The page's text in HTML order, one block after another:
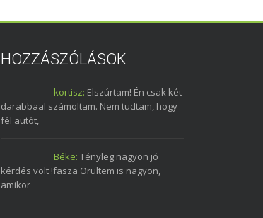
HOZZÁSZÓLÁSOK
kortisz: Elszúrtam! Én csak két
darabbaal számoltam. Nem tudtam, hogy
fél autót,
Béke: Tényleg nagyon jó
kérdés volt !fasza Örültem is nagyon,
amikor